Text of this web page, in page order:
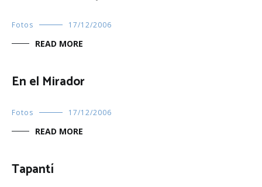
Fotos 17/12/2006
READ MORE
En el Mirador
Fotos 17/12/2006
READ MORE
Tapantí